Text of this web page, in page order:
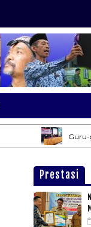
Guru-guru
Prestasi